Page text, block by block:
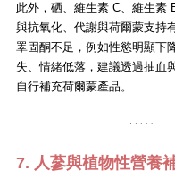
此外，硒、維生素 C、維生素
與抗氧化、代謝與荷爾蒙支持
睪固酮不足，例如性慾明顯下
失、情緒低落，建議透過抽血
自行補充荷爾蒙產品。
7. 人蔘與植物性營養